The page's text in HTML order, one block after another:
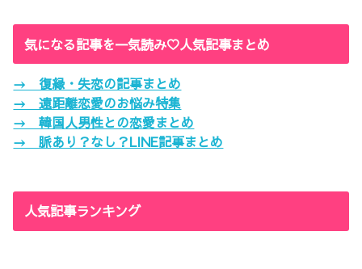
気になる記事を一気読み♡人気記事まとめ
→ 復縁・失恋の記事まとめ
→ 遠距離恋愛のお悩み特集
→ 韓国人男性との恋愛まとめ
→ 脈あり？なし？LINE記事まとめ
人気記事ランキング